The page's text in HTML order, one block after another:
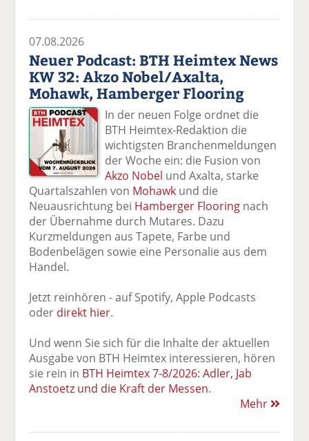
07.08.2026
Neuer Podcast: BTH Heimtex News
KW 32: Akzo Nobel/Axalta,
Mohawk, Hamberger Flooring
In der neuen Folge ordnet die
BTH Heimtex-Redaktion die
wichtigsten Branchenmeldungen
der Woche ein: die Fusion von
Akzo Nobel und Axalta, starke
Quartalszahlen von Mohawk und die
Neuausrichtung bei Hamberger Flooring nach
der Übernahme durch Mutares. Dazu
Kurzmeldungen aus Tapete, Farbe und
Bodenbelägen sowie eine Personalie aus dem
Handel.
Jetzt reinhören - auf Spotify, Apple Podcasts
oder direkt hier.
Und wenn Sie sich für die Inhalte der aktuellen
Ausgabe von BTH Heimtex interessieren, hören
sie rein in BTH Heimtex 7-8/2026: Adler, Jab
Anstoetz und die Kraft der Messen.
Mehr